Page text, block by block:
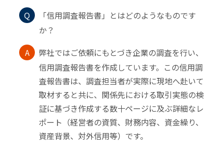
Q
「信用調査報告書」とはどのようなものです
か？
A
弊社ではご依頼にもとづき企業の調査を行い、
信用調査報告書を作成しています。この信用調
査報告書は、調査担当者が実際に現地へ赴いて
取材すると共に、関係先における取引実態の検
証に基づき作成する数十ページに及ぶ詳細なレ
ポート（経営者の資質、財務内容、資金繰り、
資産背景、対外信用等）です。